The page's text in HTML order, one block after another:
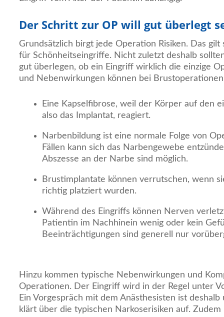
Der Schritt zur OP will gut überlegt
Grundsätzlich birgt jede Operation Risiken. Das gilt
für Schönheitseingriffe. Nicht zuletzt deshalb
gut überlegen, ob ein Eingriff wirklich die einzige
und Nebenwirkungen können bei
Eine Kapselfibrose, weil der Körper auf den
also das Implantat, reagiert.
Narbenbildung ist eine normale Folge von
Fällen kann sich das Narbengewebe
Abszesse an der Narbe sind möglich.
Brustimplantate können verrutschen, wenn
richtig platziert wurden.
Während des Eingriffs können Nerven
Patientin im Nachhinein wenig oder kein
Beeinträchtigungen sind generell nur
Hinzu kommen typische Nebenwirkungen und
Operationen. Der Eingriff wird in der Regel unter
Ein Vorgespräch mit dem Anästhesisten ist
klärt über die typischen Narkoserisiken auf.